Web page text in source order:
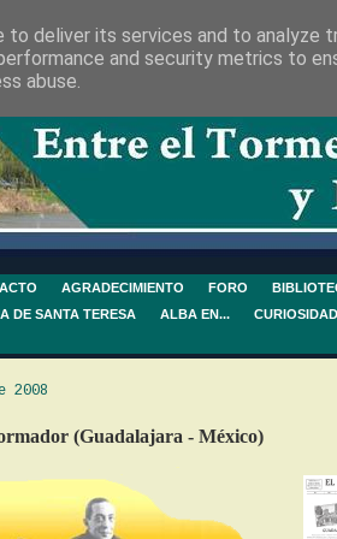
AGRADECIMIENTO FORO
DE SANTA TERESA ALBA EN...
2008
(Guadalajara - México)
deliver its services and to analyze
and security metrics to
abuse.